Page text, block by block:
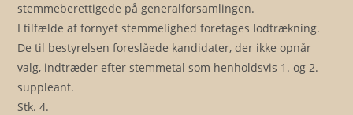
stemmeberettigede på generalforsamlingen.
I tilfælde af fornyet stemmelighed foretages lodtrækning.
De til bestyrelsen foreslåede kandidater, der ikke opnår
valg, indtræder efter stemmetal som henholdsvis 1. og 2.
suppleant.
Stk. 4.